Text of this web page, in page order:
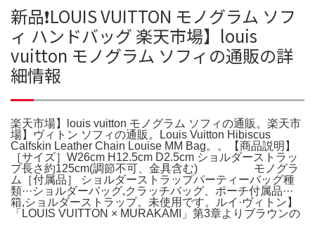
新品❗️LOUIS VUITTON モノグラム ソフ
ィ ハンドバッグ 楽天市場】louis
vuitton モノグラム ソフィの通販の詳
細情報
楽天市場】louis vuitton モノグラム ソフィの通販。楽天市
場】ヴィトン ソフィの通販。Louis Vuitton Hibiscus
Calfskin Leather Chain Louise MM Bag。。【商品説明】
［サイズ］W26cm H12.5cm D2.5cm ショルダーストラッ
プ長さ約125cm(調節不可、金具含む) モノグラ
ム［付属品］ ショルダーストラップパーティーバッグ種
類···ショルダーバッグ,クラッチバッグ、ポーチ付属品···
箱,ショルダーストラップ。未使用です。ルイ·ヴィトン】
「LOUIS VUITTON × MURAKAMI」第3章よりブラウンの